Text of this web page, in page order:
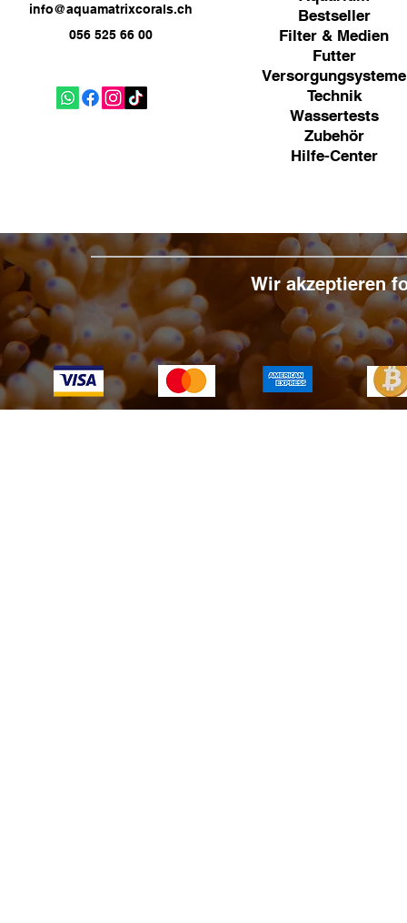
info@aquamatrixcorals.ch
056 525 66 00
Bestseller
Filter & Medien
Futter
Versorgungsysteme
Technik
Wassertests
Zubehör
Hilfe-Center
Wir akzeptieren